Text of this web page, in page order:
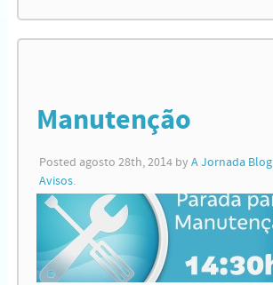
Manutenção
Posted agosto 28th, 2014by A Jornada Blog
Avisos.